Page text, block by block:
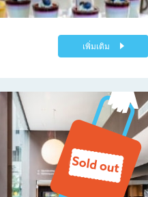
เพิ่มเติม